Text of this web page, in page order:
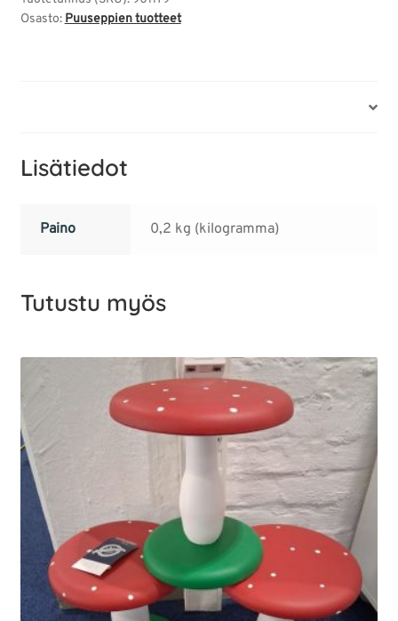
Osasto: Puuseppien tuotteet
Lisätiedot
Paino 0,2 kg (kilogramma)
Tutustu myös